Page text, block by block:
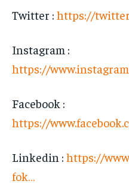
Twitter : https://
Instagram :
https://
Facebook :
https://
Linkedin : https://
fok…